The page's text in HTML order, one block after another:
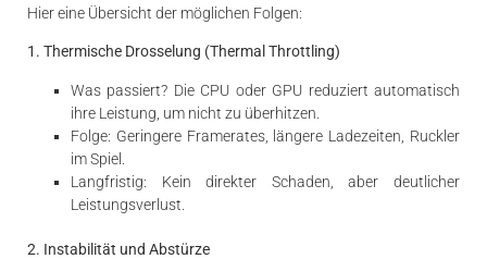
Hier eine Übersicht der möglichen Folgen:
1. Thermische Drosselung (Thermal Throttling)
Was passiert? Die CPU oder GPU reduziert automatisch
ihre Leistung, um nicht zu überhitzen.
Folge: Geringere Framerates, längere Ladezeiten, Ruckler
im Spiel.
Langfristig: Kein direkter Schaden, aber deutlicher
Leistungsverlust.
2. Instabilität und Abstürze